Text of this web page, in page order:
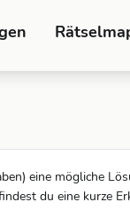
eine mögliche
du eine kurze